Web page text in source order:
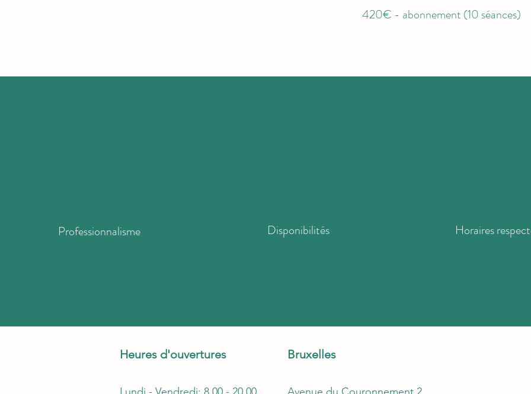
420€ - abonnement (10 séances)
Professionnalisme Disponibilités Horaires
Heures d'ouvertures Bruxelles